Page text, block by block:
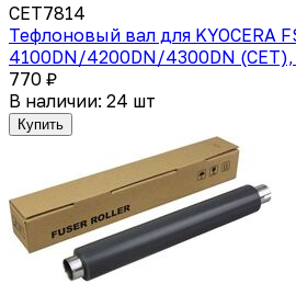
CET7814
Тефлоновый вал для KYOCERA
4100DN/4200DN/4300DN (CET),
770 ₽
В наличии: 24 шт
Купить